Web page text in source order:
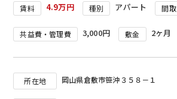
賃料 4.9万円 種別 アパート 間取
共益費・管理費 3,000円 敷金 2ヶ月
所在地 岡山県倉敷市笹沖３５８－１